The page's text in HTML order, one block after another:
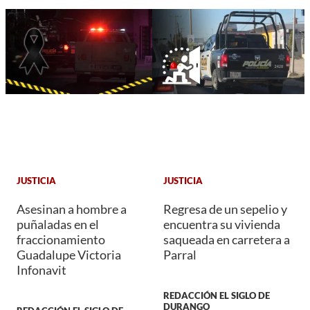
JUSTICIA
Asesinan a hombre a
puñaladas en el
fraccionamiento
Guadalupe Victoria
Infonavit
JUSTICIA
Regresa de un sepelio y
encuentra su vivienda
saqueada en carretera a
Parral
REDACCIÓN EL SIGLO DE
DURANGO